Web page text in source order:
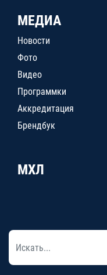
МЕДИА
Новости
Фото
Видео
Программки
Аккредитация
Брендбук
МХЛ